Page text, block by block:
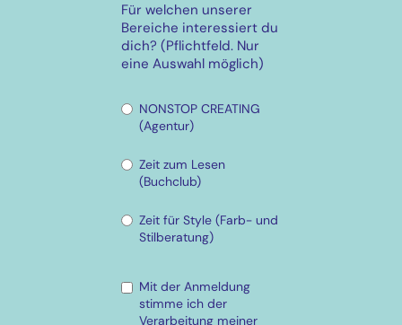
Für welchen unserer
Bereiche interessiert du
dich? (Pflichtfeld. Nur
eine Auswahl möglich)
NONSTOP CREATING
(Agentur)
Zeit zum Lesen
(Buchclub)
Zeit für Style (Farb- und
Stilberatung)
Mit der Anmeldung
stimme ich der
Verarbeitung meiner